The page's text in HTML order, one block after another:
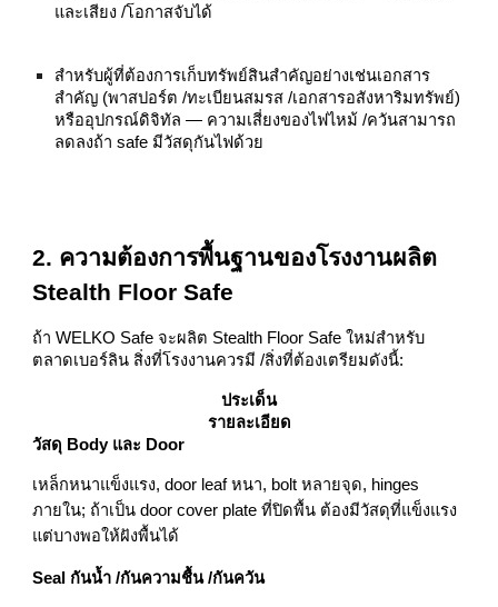
และเสียง /โอกาสจับได้
สำหรับผู้ที่ต้องการเก็บทรัพย์สินสำคัญอย่างเช่นเอกสาร
สำคัญ (พาสปอร์ต /ทะเบียนสมรส /เอกสารอสังหาริมทรัพย์)
หรืออุปกรณ์ดิจิทัล — ความเสี่ยงของไฟไหม้ /ควันสามารถ
ลดลงถ้า safe มีวัสดุกันไฟด้วย
2. ความต้องการพื้นฐานของโรงงานผลิต
Stealth Floor Safe
ถ้า WELKO Safe จะผลิต Stealth Floor Safe ใหม่สำหรับ
ตลาดเบอร์ลิน สิ่งที่โรงงานควรมี /สิ่งที่ต้องเตรียมดังนี้:
ประเด็น
รายละเอียด
วัสดุ Body และ Door
เหล็กหนาแข็งแรง, door leaf หนา, bolt หลายจุด, hinges
ภายใน; ถ้าเป็น door cover plate ที่ปิดพื้น ต้องมีวัสดุที่แข็งแรง
แต่บางพอให้ฝังพื้นได้
Seal กันน้ำ /กันความชื้น /กันควัน